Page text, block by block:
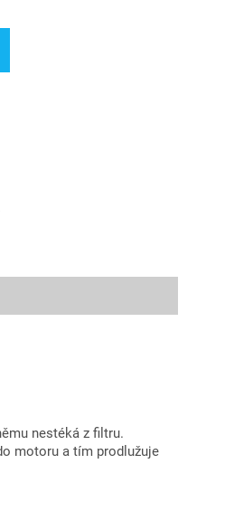
nestéká z filtru.
motoru a tím prodlužuje